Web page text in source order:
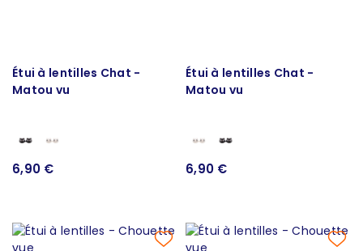
Étui à lentilles Chat -
Matou vu
6,90 €
Étui à lentilles Chat -
Matou vu
6,90 €